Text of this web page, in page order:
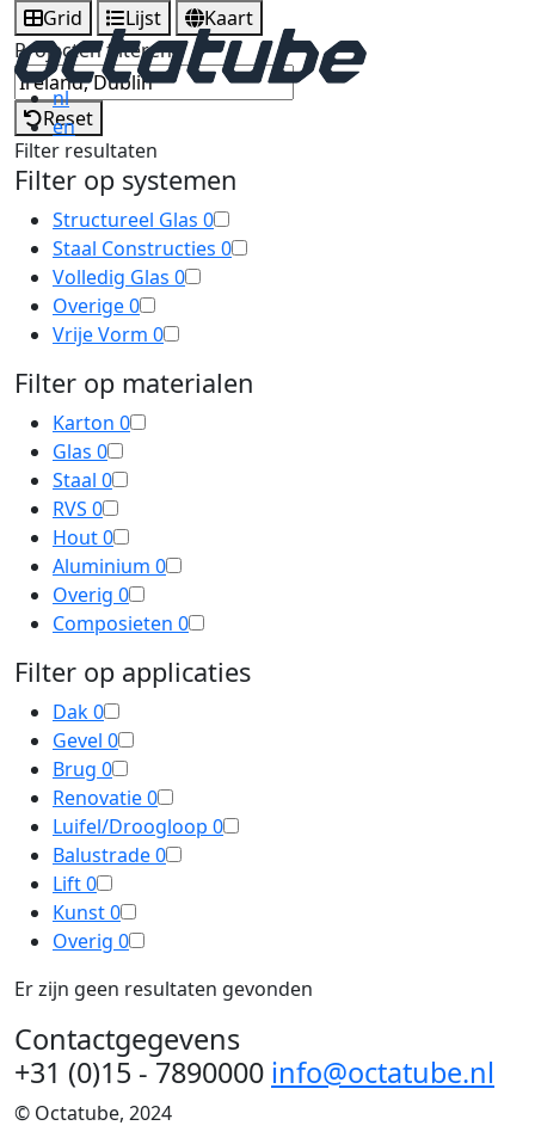
nl
en
Grid Lijst
Kaart
Projecten filteren
Reset
Filter resultaten
Filter op systemen
Structureel Glas 0
Staal Constructies 0
Volledig Glas 0
Overige0
Vrije Vorm 0
Filter op materialen
Karton 0
Glas 0
Staal 0
RVS 0
Hout0
Aluminium 0
Overig 0
Composieten 0
Filter op applicaties
Dak0
Gevel 0
Brug 0
Renovatie0
Luifel/Droogloop 0
Balustrade0
Lift0
Kunst0
Overig 0
Er zijn geen resultaten gevonden
Contactgegevens
+31 (0)15 - 7890000 info@octatube.nl
© Octatube, 2024